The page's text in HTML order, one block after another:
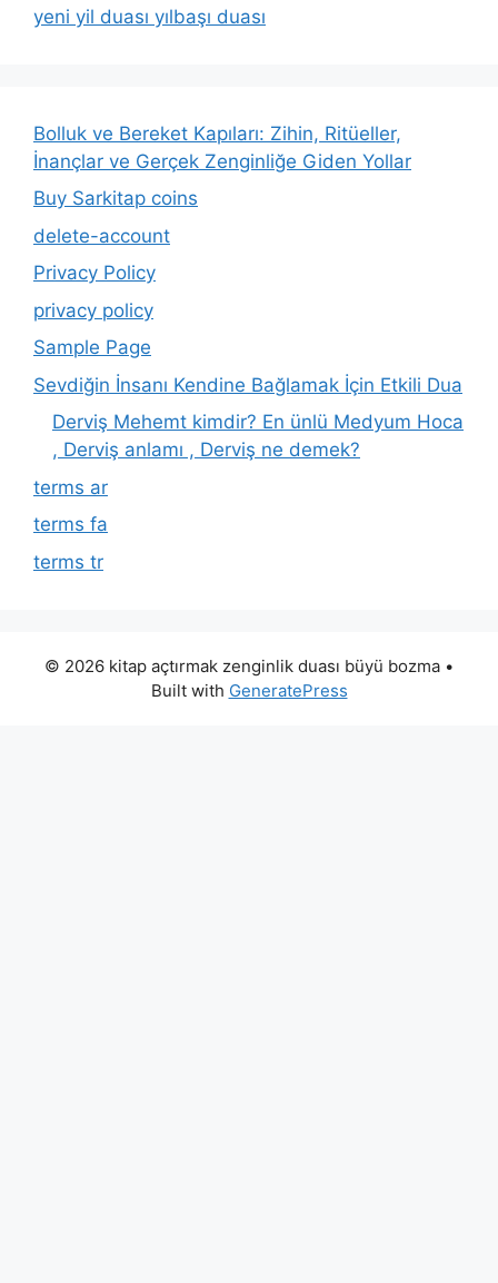
yeni yil duası yılbaşı duası
Bolluk ve Bereket Kapıları: Zihin, Ritüeller,
İnançlar ve Gerçek Zenginliğe Giden Yollar
Buy Sarkitap coins
delete-account
Privacy Policy
privacy policy
Sample Page
Sevdiğin İnsanı Kendine Bağlamak İçin Etkili Dua
Derviş Mehemt kimdir? En ünlü Medyum Hoca
, Derviş anlamı , Derviş ne demek?
terms ar
terms fa
terms tr
© 2026 kitap açtırmak zenginlik duası büyü bozma •
Built with GeneratePress